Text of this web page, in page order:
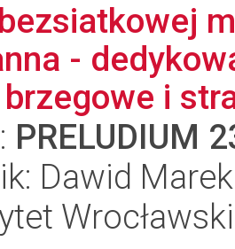
-
i
PRELUDIUM
Dawid
Wrocławski